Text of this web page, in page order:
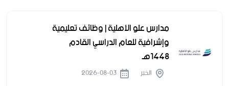
مدارس علو الأهلية | وظائف تعليمية
وإشرافية للعام الدراسي القادم
1448هـ
الخبر